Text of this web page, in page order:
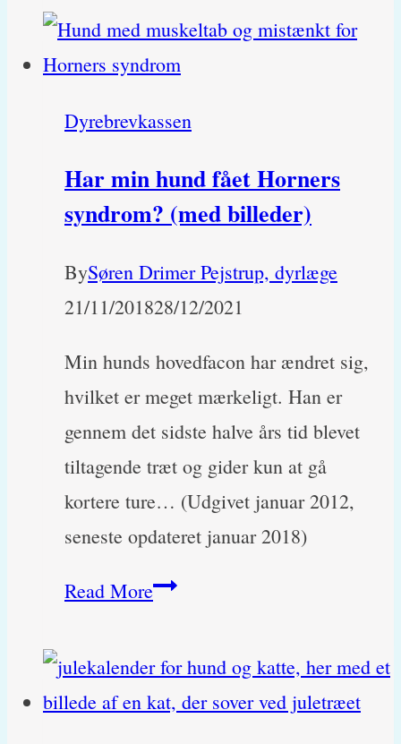
har
lopper
har
pelsen
på
ryggen
Dyrebrevkassen
Har min hund fået Horners
syndrom? (med billeder)
BySøren Drimer Pejstrup, dyrlæge
21/11/201828/12/2021
Min hunds hovedfacon har ændret sig,
hvilket er meget mærkeligt. Han er
gennem det sidste halve års tid blevet
tiltagende træt og gider kun at gå
kortere ture… (Udgivet januar 2012,
seneste opdateret januar 2018)
Read MoreHar
hund
fået